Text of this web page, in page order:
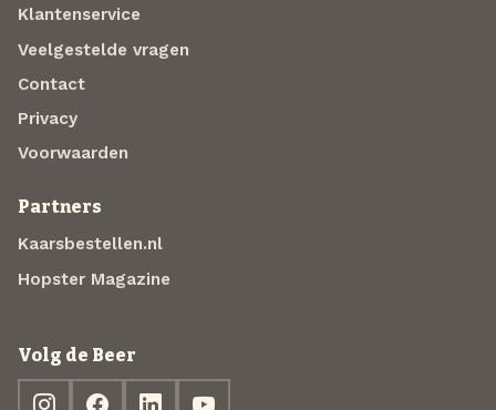
Klantenservice
Veelgestelde vragen
Contact
Privacy
Voorwaarden
Partners
Kaarsbestellen.nl
Hopster Magazine
Volg de Beer